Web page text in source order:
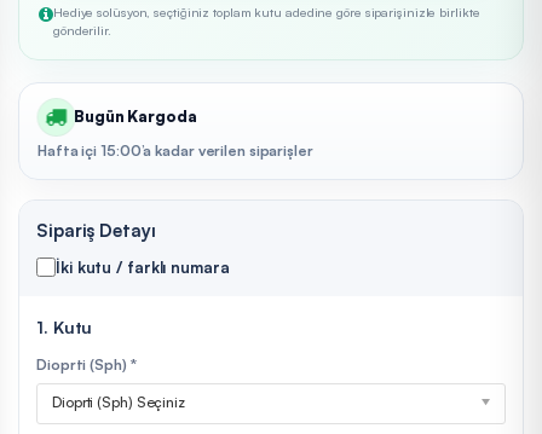
Hediye solüsyon, seçtiğiniz toplam kutu adedine göre siparişinizle birlikte
gönderilir.
Bugün Kargoda
Hafta içi 15:00’a kadar verilen siparişler
Sipariş Detayı
İki kutu / farklı numara
1. Kutu
Dioprti (Sph) *
Dioprti (Sph) Seçiniz